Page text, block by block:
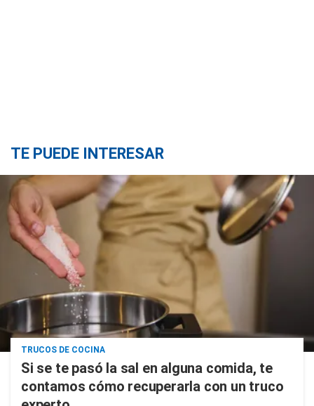
TE PUEDE INTERESAR
TRUCOS DE COCINA
Si se te pasó la sal en alguna comida, te
contamos cómo recuperarla con un truco